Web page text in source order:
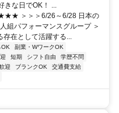
な日でOK！ ...
＞＞＞6/26～6/28 日本の
組パフォーマンスグループ ＞
在として活躍する...
副業・WワークOK
短期 シフト自由
学歴不問
迎 ブランクOK
交通費支給